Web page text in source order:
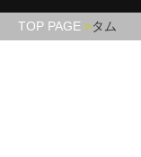
TOP PAGE タム